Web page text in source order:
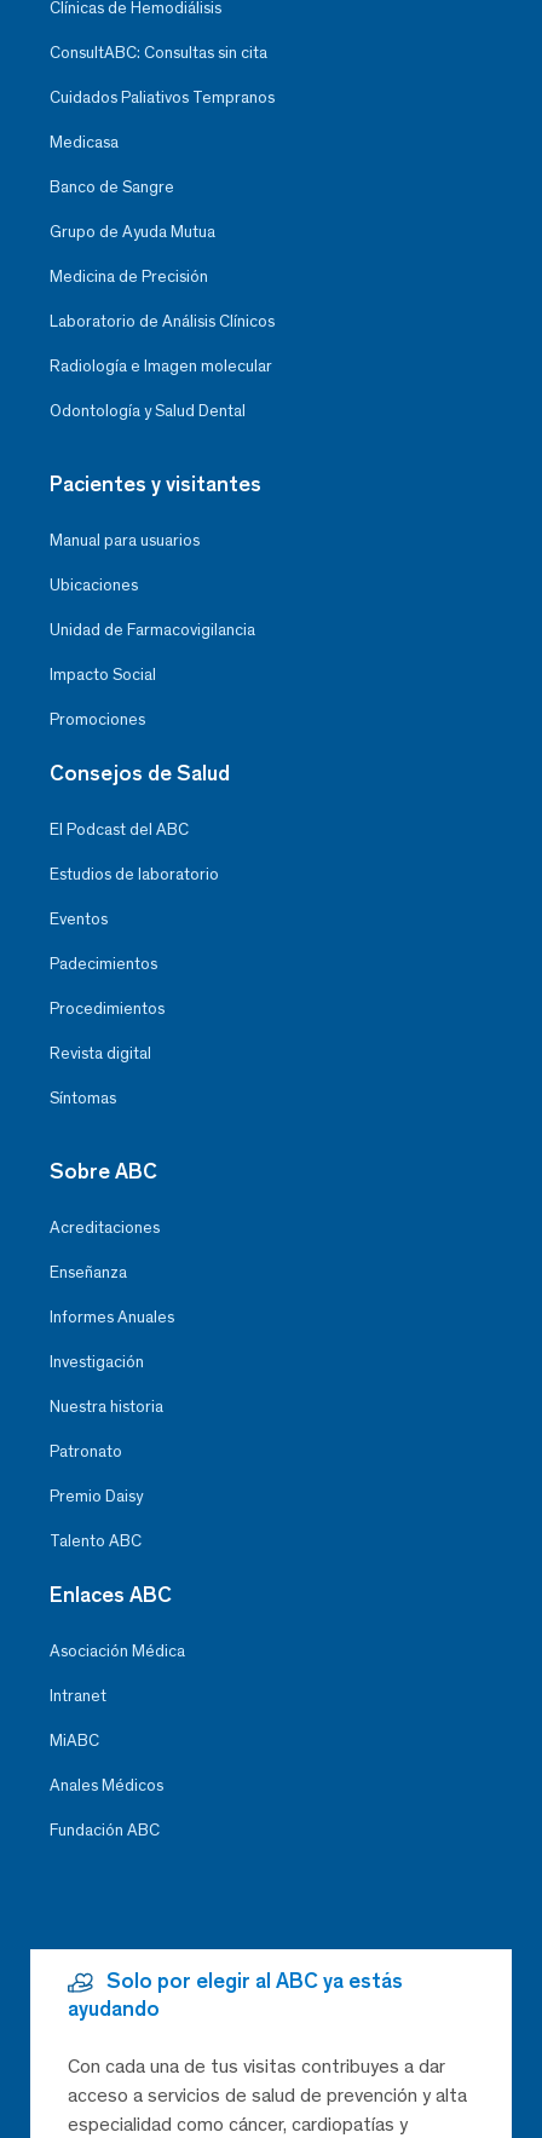
Clínicas de Hemodiálisis
ConsultABC: Consultas sin cita
Cuidados Paliativos Tempranos
Medicasa
Banco de Sangre
Grupo de Ayuda Mutua
Medicina de Precisión
Laboratorio de Análisis Clínicos
Radiología e Imagen molecular
Odontología y Salud Dental
Pacientes y visitantes
Manual para usuarios
Ubicaciones
Unidad de Farmacovigilancia
Impacto Social
Promociones
Consejos de Salud
El Podcast del ABC
Estudios de laboratorio
Eventos
Padecimientos
Procedimientos
Revista digital
Síntomas
Sobre ABC
Acreditaciones
Enseñanza
Informes Anuales
Investigación
Nuestra historia
Patronato
Premio Daisy
Talento ABC
Enlaces ABC
Asociación Médica
Intranet
MiABC
Anales Médicos
Fundación ABC
Solo por elegir al ABC ya estás
ayudando
Con cada una de tus visitas contribuyes a dar
acceso a servicios de salud de prevención y alta
especialidad como cáncer, cardiopatías y